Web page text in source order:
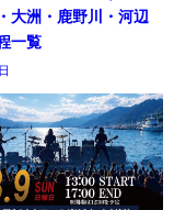
大洲・鹿野川・河辺
一覧